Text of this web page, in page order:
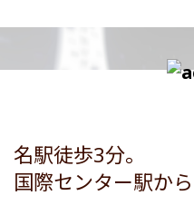
名駅徒歩3分。
国際センター駅か